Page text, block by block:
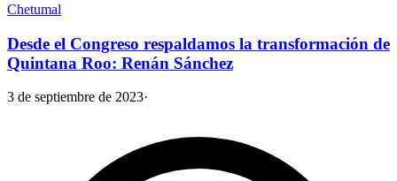
Chetumal
Desde el Congreso respaldamos la transformación de
Quintana Roo: Renán Sánchez
3 de septiembre de 2023·